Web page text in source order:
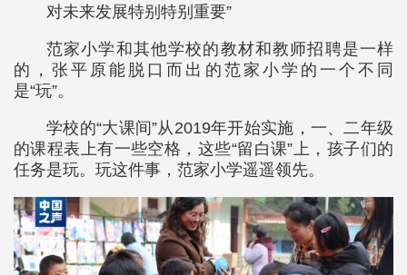
对未来发展特别特别重要”
范家小学和其他学校的教材和教师招聘是一样
的，张平原能脱口而出的范家小学的一个不同
是“玩”。
学校的“大课间”从2019年开始实施，一、二年级
的课程表上有一些空格，这些“留白课”上，孩子们的
任务是玩。玩这件事，范家小学遥遥领先。